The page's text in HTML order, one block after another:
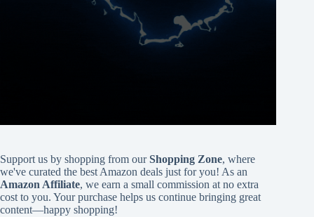
Support us by shopping from ourShopping Zone, where
we've curated the best Amazon deals just for you! As an
Amazon Affiliate, we earn a small commission at no extra
cost to you. Your purchase helps us continue bringing great
content—happy shopping!